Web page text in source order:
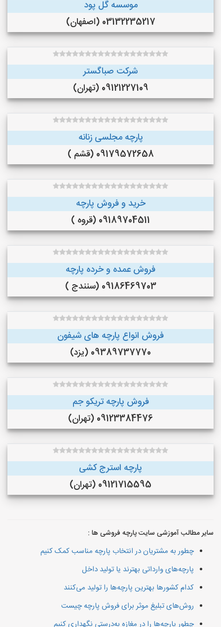
موسسه گل پود
03132235217 (اصفهان)
شرکت صباگستر
09121227109 (تهران)
پارچه مجلسی زنانه
09179572658 (قشم )
خرید و فروش پارچه
09189704511 (قروه )
فروش عمده و خرده پارچه
09186469703 (سنندج )
فروش انواع پارچه های شیفون
09389737770 (یزد)
فروش پارچه تریکو جم
09123384476 (تهران)
پارچه استرج کشی
09121715595 (تهران)
سایر مطالب آموزشی سایت پارچه فروشی ها :
چطور به مشتریان در انتخاب پارچه مناسب کمک کنیم
پارچه‌های وارداتی بهترند یا تولید داخل
کدام کشورها بهترین پارچه‌ها را تولید می‌کنند
روش‌های تبلیغ موثر برای فروش پارچه چیست
چطور پارچه‌ها را در مغازه به‌درستی نگهداری کنیم